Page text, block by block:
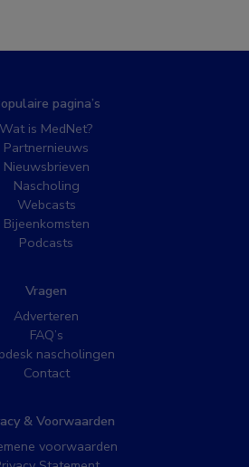
pagina’s
Wat is MedNet?
Partnernieuws
Nieuwsbrieven
Nascholing
Webcasts
Bijeenkomsten
Podcasts
Vragen
Adverteren
FAQ’s
nascholingen
Contact
& Voorwaarden
voorwaarden